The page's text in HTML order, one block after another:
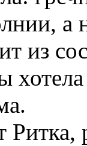
а
из